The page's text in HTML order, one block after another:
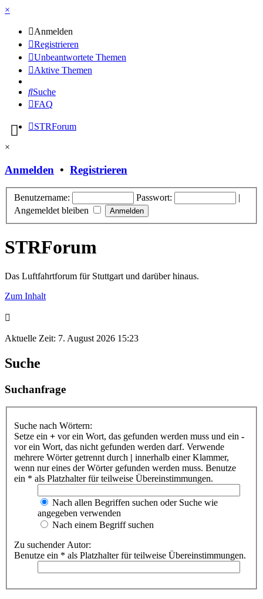
×
Anmelden
Registrieren
Unbeantwortete Themen
Aktive Themen
Suche
FAQ
STRForum
×
Anmelden • Registrieren
Benutzername: Passwort:
|
Angemeldet bleiben
STRForum
Das Luftfahrtforum für Stuttgart und darüber hinaus.
Zum Inhalt
Aktuelle Zeit: 7. August 2026 15:23
Suche
Suchanfrage
Suche nach Wörtern:
Setze ein + vor ein Wort, das gefunden werden muss und ein -
vor ein Wort, das nicht gefunden werden darf. Verwende
mehrere Wörter getrennt durch | innerhalb einer Klammer,
wenn nur eines der Wörter gefunden werden muss. Benutze
ein * als Platzhalter für teilweise Übereinstimmungen.
Nach allen Begriffen suchen oder Suche wie
angegeben verwenden
Nach einem Begriff suchen
Zu suchender Autor:
Benutze ein * als Platzhalter für teilweise Übereinstimmungen.